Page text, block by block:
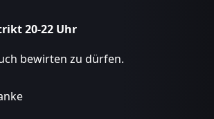
20-22 Uhr
bewirten zu dürfen.